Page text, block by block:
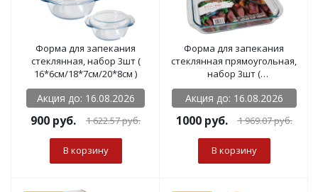
Форма для запекания
стеклянная, набор 3шт (
16*6см/18*7см/20*8см )
Акция до: 16.08.2026
900 руб. 1 622.57руб.
В корзину
Форма для запекания
стеклянная прямоугольная,
набор 3шт (
35*25см/30*20см/27*17см )
Акция до: 16.08.2026
1000 руб. 1 969.07руб.
В корзину